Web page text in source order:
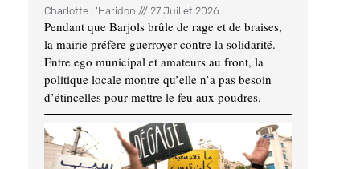
Charlotte L'Haridon 27 Juillet 2026
Pendant que Barjols brûle de rage et de braises,
la mairie préfère guerroyer contre la solidarité.
Entre ego municipal et amateurs au front, la
politique locale montre qu’elle n’a pas besoin
d’étincelles pour mettre le feu aux poudres.